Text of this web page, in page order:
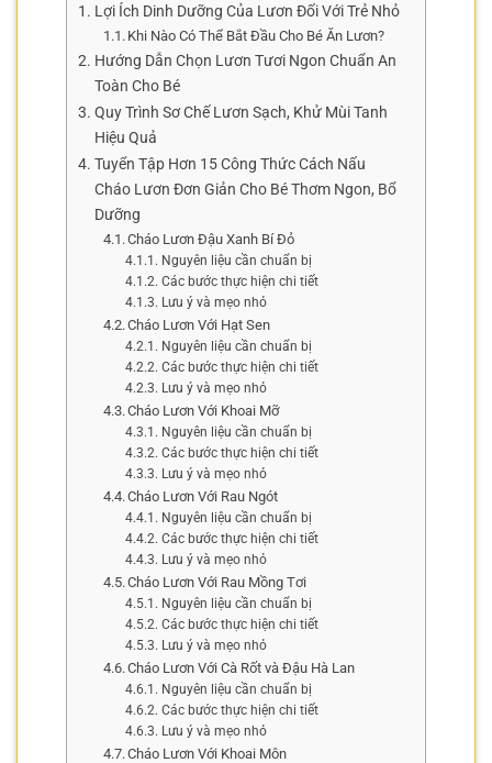
Lợi Ích Dinh Dưỡng Của Lươn Đối Với Trẻ Nhỏ
Khi Nào Có Thể Bắt Đầu Cho Bé Ăn Lươn?
Hướng Dẫn Chọn Lươn Tươi Ngon Chuẩn An
Toàn Cho Bé
Quy Trình Sơ Chế Lươn Sạch, Khử Mùi Tanh
Hiệu Quả
Tuyển Tập Hơn 15 Công Thức Cách Nấu
Cháo Lươn Đơn Giản Cho Bé Thơm Ngon, Bổ
Dưỡng
Cháo Lươn Đậu Xanh Bí Đỏ
Nguyên liệu cần chuẩn bị
Các bước thực hiện chi tiết
Lưu ý và mẹo nhỏ
Cháo Lươn Với Hạt Sen
Nguyên liệu cần chuẩn bị
Các bước thực hiện chi tiết
Lưu ý và mẹo nhỏ
Cháo Lươn Với Khoai Mỡ
Nguyên liệu cần chuẩn bị
Các bước thực hiện chi tiết
Lưu ý và mẹo nhỏ
Cháo Lươn Với Rau Ngót
Nguyên liệu cần chuẩn bị
Các bước thực hiện chi tiết
Lưu ý và mẹo nhỏ
Cháo Lươn Với Rau Mồng Tơi
Nguyên liệu cần chuẩn bị
Các bước thực hiện chi tiết
Lưu ý và mẹo nhỏ
Cháo Lươn Với Cà Rốt và Đậu Hà Lan
Nguyên liệu cần chuẩn bị
Các bước thực hiện chi tiết
Lưu ý và mẹo nhỏ
Cháo Lươn Với Khoai Môn